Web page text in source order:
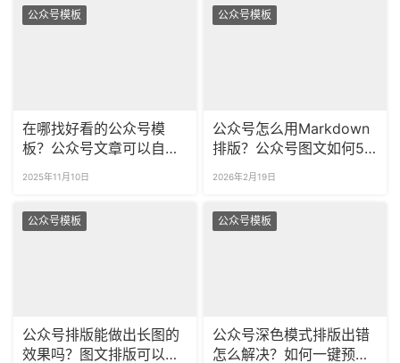
公众号模板
在哪找好看的公众号模
板？公众号文章可以自动
2025年11月10日
公众号模板
公众号怎么用Markdown
排版？公众号图文如何5
2026年2月19日
公众号模板
公众号排版能做出长图的
效果吗？图文排版可以转
公众号模板
公众号深色模式排版出错
怎么解决？如何一键预览